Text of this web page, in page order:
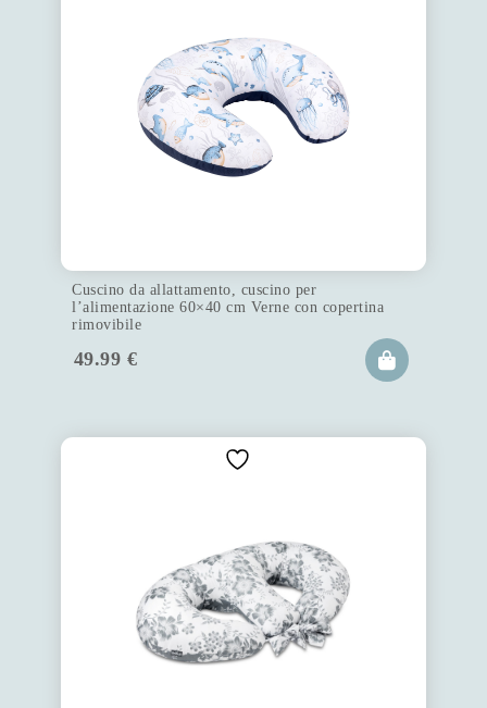
Cuscino da allattamento, cuscino per
l’alimentazione 60×40 cm Verne con copertina
rimovibile
49.99 €